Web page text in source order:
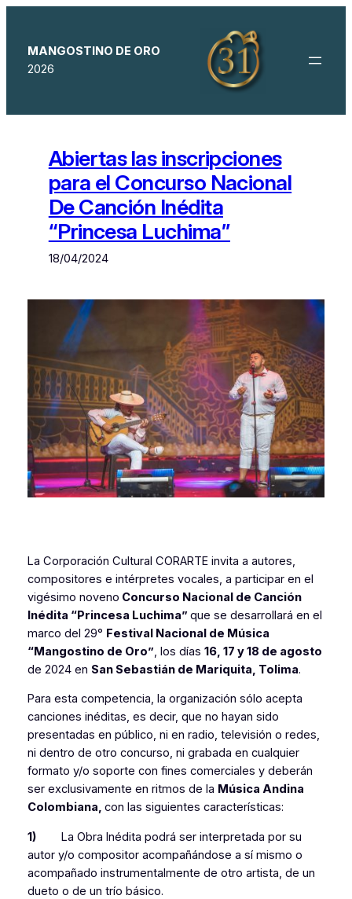
contenido
MANGOSTINO DE ORO
2026
Abiertas las inscripciones
para el Concurso Nacional
De Canción Inédita
“Princesa Luchima”
18/04/2024
La Corporación Cultural CORARTE invita a autores,
compositores e intérpretes vocales, a participar en el
vigésimo noveno Concurso Nacional de Canción
Inédita “Princesa Luchima” que se desarrollará en el
marco del 29° Festival Nacional de Música
“Mangostino de Oro”, los días 16, 17 y 18 de agosto
de 2024 en San Sebastián de Mariquita, Tolima.
Para esta competencia, la organización sólo acepta
canciones inéditas, es decir, que no hayan sido
presentadas en público, ni en radio, televisión o redes,
ni dentro de otro concurso, ni grabada en cualquier
formato y/o soporte con fines comerciales y deberán
ser exclusivamente en ritmos de la Música Andina
Colombiana, con las siguientes características:
1)La Obra Inédita podrá ser interpretada por su
autor y/o compositor acompañándose a sí mismo o
acompañado instrumentalmente de otro artista, de un
dueto o de un trío básico.